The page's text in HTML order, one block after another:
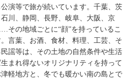
演等で旅が続いています。千葉、茨
川、静岡、長野、岐阜、大阪、京
その地域ごとに“顔”を持っているこ
言葉、お酒、食材、料理、工芸、そ
謡等は、その土地の自然条件や生活
まれ得ないオリジナリティを持って
軽地方と、冬でも暖かい南の島とで